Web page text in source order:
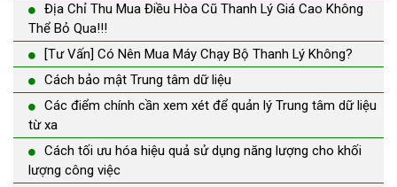
Địa Chỉ Thu Mua Điều Hòa Cũ Thanh Lý Giá Cao Không
Thể Bỏ Qua!!!
[Tư Vấn] Có Nên Mua Máy Chạy Bộ Thanh Lý Không?
Cách bảo mật Trung tâm dữ liệu
Các điểm chính cần xem xét để quản lý Trung tâm dữ liệu
từ xa
Cách tối ưu hóa hiệu quả sử dụng năng lượng cho khối
lượng công việc